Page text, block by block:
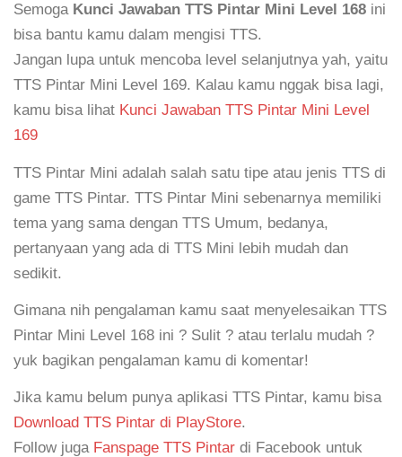
Semoga Kunci Jawaban TTS Pintar Mini Level 168 ini
bisa bantu kamu dalam mengisi TTS.
Jangan lupa untuk mencoba level selanjutnya yah, yaitu
TTS Pintar Mini Level 169. Kalau kamu nggak bisa lagi,
kamu bisa lihat Kunci Jawaban TTS Pintar Mini Level
169
TTS Pintar Mini adalah salah satu tipe atau jenis TTS di
game TTS Pintar. TTS Pintar Mini sebenarnya memiliki
tema yang sama dengan TTS Umum, bedanya,
pertanyaan yang ada di TTS Mini lebih mudah dan
sedikit.
Gimana nih pengalaman kamu saat menyelesaikan TTS
Pintar Mini Level 168 ini ? Sulit ? atau terlalu mudah ?
yuk bagikan pengalaman kamu di komentar!
Jika kamu belum punya aplikasi TTS Pintar, kamu bisa
Download TTS Pintar di PlayStore.
Follow juga Fanspage TTS Pintar di Facebook untuk